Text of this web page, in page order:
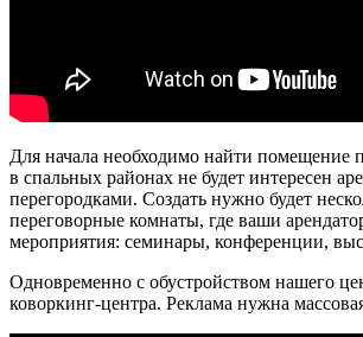
Для начала необходимо найти помещение
в спальных районах не будет интересен
перегородками. Создать нужно будет
переговорные комнаты, где ваши
мероприятия: семинары, конференции,
Одновременно с обустройством нашего
коворкинг-центра. Реклама нужна